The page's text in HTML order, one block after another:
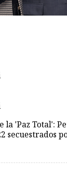
la 'Paz Total':
secuestrados